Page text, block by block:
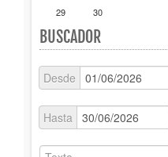
29
30
BUSCADOR
Desde
Hasta